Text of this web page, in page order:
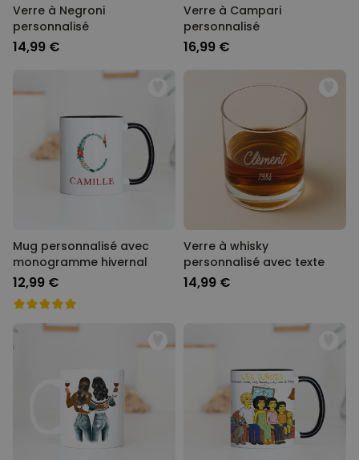
Verre à Negroni
personnalisé
14,99 €
Verre à Campari
personnalisé
16,99 €
Mug personnalisé avec
monogramme hivernal
12,99 €
Verre à whisky
personnalisé avec texte
14,99 €